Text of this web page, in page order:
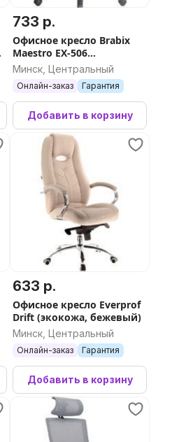
733 р.
Офисное кресло Brabix
Maestro EX-506
(коричневый)
Минск, Центральный
Онлайн-заказ Гарантия
Добавить в корзину
633 р.
Офисное кресло Everprof
Drift (экокожа, бежевый)
Минск, Центральный
Онлайн-заказ Гарантия
Добавить в корзину